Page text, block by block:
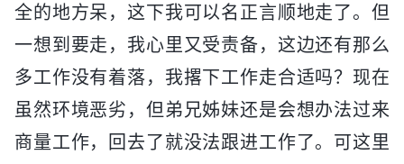
全的地方呆，这下我可以名正言顺地走了。但
一想到要走，我心里又受责备，这边还有那么
多工作没有着落，我撂下工作走合适吗？现在
虽然环境恶劣，但弟兄姊妹还是会想办法过来
商量工作，回去了就没法跟进工作了。可这里